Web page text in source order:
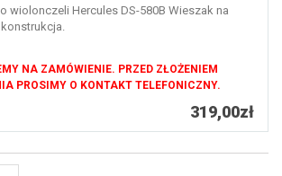
wiolonczeli Hercules DS-580B Wieszak na
NA ZAMÓWIENIE. PRZED ZŁOŻENIEM
PROSIMY O KONTAKT TELEFONICZNY.
319,00zł